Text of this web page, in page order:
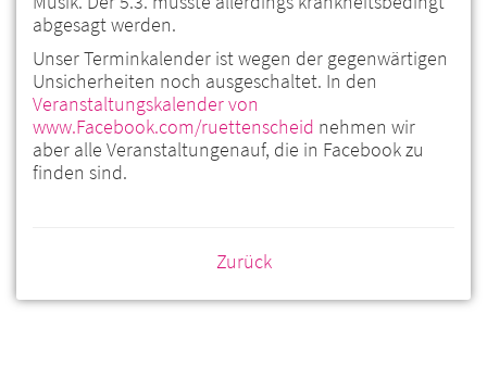
abgesagt werden.
Unser Terminkalender ist wegen der gegenwärtigen
Unsicherheiten noch ausgeschaltet. In den
Veranstaltungskalender von
www.Facebook.com/ruettenscheid nehmen wir
aber alle Veranstaltungenauf, die in Facebook zu
finden sind.
Zurück